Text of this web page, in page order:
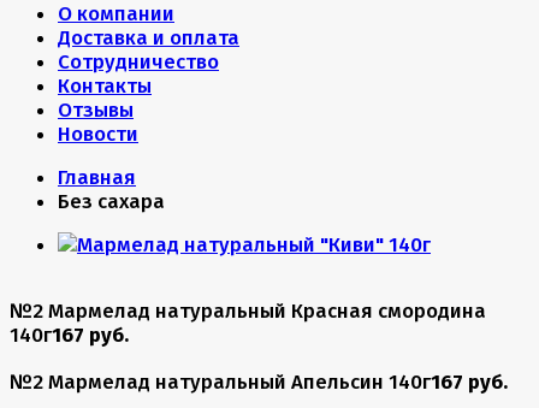
О компании
Доставка и оплата
Сотрудничество
Контакты
Отзывы
Новости
Главная
Без сахара
№2 Мармелад натуральный Красная смородина
140г167 руб.
№2 Мармелад натуральный Апельсин 140г167 руб.